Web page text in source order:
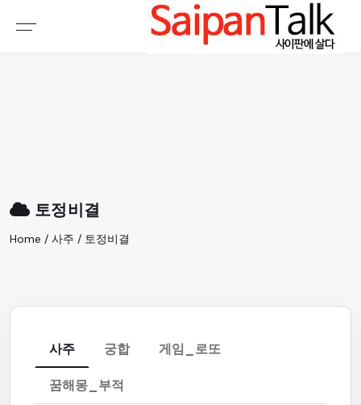
토정비결
Home / 사주 / 토정비결
사주 궁합
게임_로또
꿈해몽_부적
여행정보
생활정보
갤러리 & 동영상